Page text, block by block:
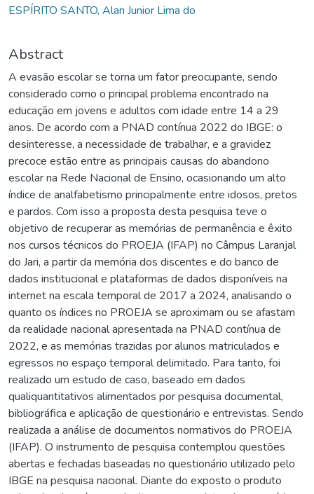
ESPÍRITO SANTO, Alan Junior Lima do
Abstract
A evasão escolar se torna um fator preocupante, sendo
considerado como o principal problema encontrado na
educação em jovens e adultos com idade entre 14 a 29
anos. De acordo com a PNAD contínua 2022 do IBGE: o
desinteresse, a necessidade de trabalhar, e a gravidez
precoce estão entre as principais causas do abandono
escolar na Rede Nacional de Ensino, ocasionando um alto
índice de analfabetismo principalmente entre idosos, pretos
e pardos. Com isso a proposta desta pesquisa teve o
objetivo de recuperar as memórias de permanência e êxito
nos cursos técnicos do PROEJA (IFAP) no Câmpus Laranjal
do Jari, a partir da memória dos discentes e do banco de
dados institucional e plataformas de dados disponíveis na
internet na escala temporal de 2017 a 2024, analisando o
quanto os índices no PROEJA se aproximam ou se afastam
da realidade nacional apresentada na PNAD contínua de
2022, e as memórias trazidas por alunos matriculados e
egressos no espaço temporal delimitado. Para tanto, foi
realizado um estudo de caso, baseado em dados
qualiquantitativos alimentados por pesquisa documental,
bibliográfica e aplicação de questionário e entrevistas. Sendo
realizada a análise de documentos normativos do PROEJA
(IFAP). O instrumento de pesquisa contemplou questões
abertas e fechadas baseadas no questionário utilizado pelo
IBGE na pesquisa nacional. Diante do exposto o produto